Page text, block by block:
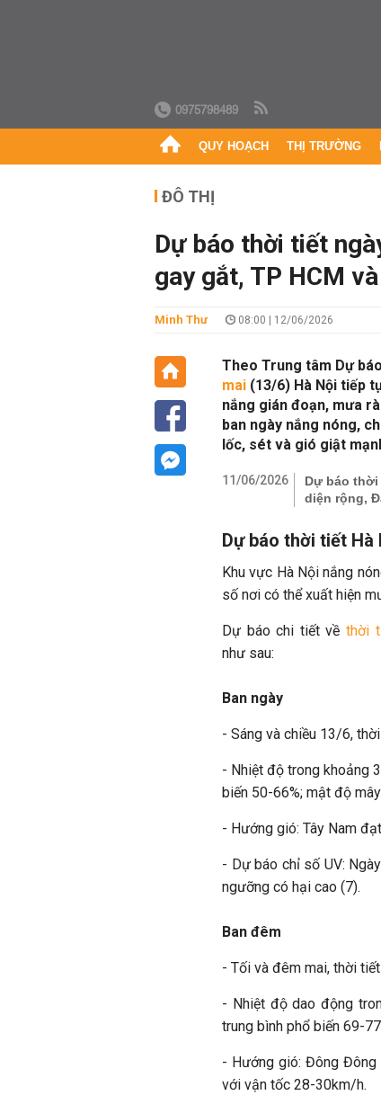
0975798489
QUY HOẠCH THỊ TRƯỜNG
ĐÔ THỊ
Dự báo thời tiết
gay gắt, TP HCM
Minh Thư 08:00 | 12/06/2026
Theo Trung tâm Dự
mai (13/6) Hà Nội tiếp
nắng gián đoạn, mưa
ban ngày nắng nóng,
lốc, sét và gió giật
11/06/2026
Dự báo thời
diện rộng,
Dự báo thời tiết Hà
Khu vực Hà Nội nắng
số nơi có thể xuất hiện
Dự báo chi tiết về thời
như sau:
Ban ngày
- Sáng và chiều 13/6,
- Nhiệt độ trong khoảng
biến 50-66%; mật độ
- Hướng gió: Tây Nam
- Dự báo chỉ số UV:
ngưỡng có hại cao (7).
Ban đêm
- Tối và đêm mai, thời
- Nhiệt độ dao động
trung bình phổ biến 69-
- Hướng gió: Đông
với vận tốc 28-30km/h.